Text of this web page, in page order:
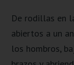
De rodillas en
abiertos a un
los hombros,